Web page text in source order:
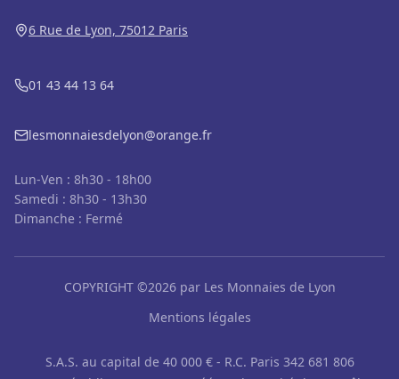
6 Rue de Lyon, 75012 Paris
01 43 44 13 64
lesmonnaiesdelyon@orange.fr
Lun-Ven : 8h30 - 18h00
Samedi : 8h30 - 13h30
Dimanche : Fermé
COPYRIGHT ©2026 par Les Monnaies de Lyon
Mentions légales
S.A.S. au capital de 40 000 € - R.C. Paris 342 681 806